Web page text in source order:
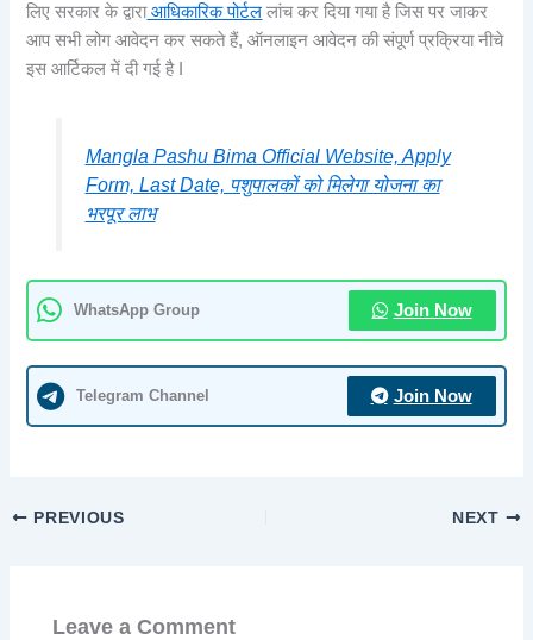
लिए सरकार के द्वाराआधिकारिक पोर्टल लांच कर दिया गया है जिस पर जाकर
आप सभी लोग आवेदन कर सकते हैं, ऑनलाइन आवेदन की संपूर्ण प्रक्रिया नीचे
इस आर्टिकल में दी गई है I
Mangla Pashu Bima Official Website, Apply
Form, Last Date, पशुपालकों को मिलेगा योजना का
भरपूर लाभ
WhatsApp Group Join Now
Telegram Channel Join Now
PREVIOUS NEXT
Leave a Comment